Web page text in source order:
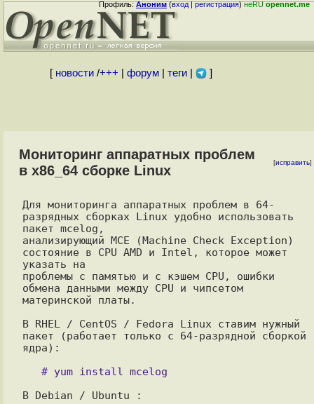
Профиль:Аноним(вход|регистрация)неRUopennet.me
[ новости/+++ форум| теги| ]
Мониторинг аппаратных проблем
в x86_64 сборке Linux
[исправить]
Для мониторинга аппаратных проблем в 64-
разрядных сборках Linux удобно использовать
пакет mcelog,
анализирующий MCE (Machine Check Exception)
состояние в CPU AMD и Intel, которое может
указать на
проблемы с памятью и с кэшем CPU, ошибки
обмена данными между CPU и чипсетом
материнской платы.
В RHEL / CentOS / Fedora Linux ставим нужный
пакет (работает только с 64-разрядной сборкой
ядра):
В Debian / Ubuntu :